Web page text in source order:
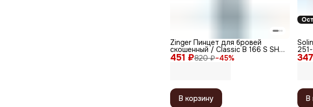
451 ₽820 ₽−45%
Zinger Пинцет для бровей
скошенный / Classic B 166 S SH,
ручная заточка, 90 мм,
серебристый глянцевый
В корзину В